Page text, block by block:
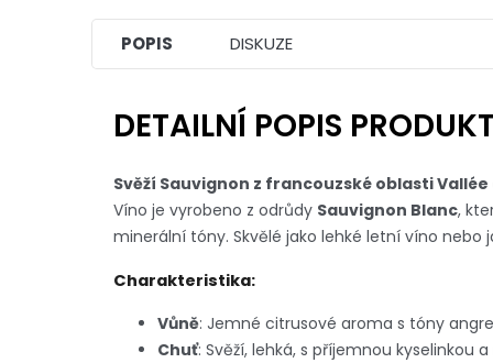
POPIS DISKUZE
DETAILNÍ POPIS
Svěží Sauvignon z francouzské oblasti Vallée
Víno je vyrobeno z odrůdy Sauvignon Blanc,
minerální tóny. Skvělé jako lehké letní víno nebo
Charakteristika:
Vůně: Jemné citrusové aroma s tóny
Chuť: Svěží, lehká, s příjemnou kyselinkou